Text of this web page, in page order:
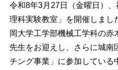
令和8年3月27日（金曜日）
理科実験教室」を開催しまし
岡大学工学部機械工学科の赤
先生をお迎えし、さらに城南
チング事業」に参加している